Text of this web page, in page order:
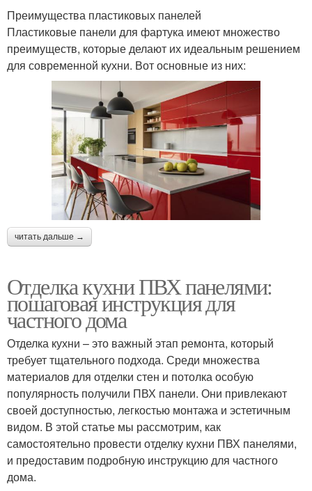
Преимущества пластиковых панелей
Пластиковые панели для фартука имеют множество
преимуществ, которые делают их идеальным решением
для современной кухни. Вот основные из них:
читать дальше →
Отделка кухни ПВХ панелями:
пошаговая инструкция для
частного дома
Отделка кухни – это важный этап ремонта, который
требует тщательного подхода. Среди множества
материалов для отделки стен и потолка особую
популярность получили ПВХ панели. Они привлекают
своей доступностью, легкостью монтажа и эстетичным
видом. В этой статье мы рассмотрим, как
самостоятельно провести отделку кухни ПВХ панелями,
и предоставим подробную инструкцию для частного
дома.